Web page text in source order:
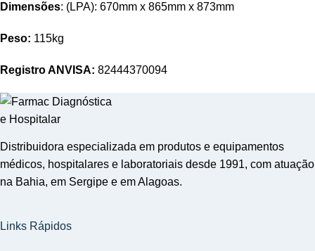
Dimensões: (LPA): 670mm x 865mm x 873mm
Peso: 115kg
Registro ANVISA: 82444370094
Distribuidora especializada em produtos e equipamentos
médicos, hospitalares e laboratoriais desde 1991, com atuação
na Bahia, em Sergipe e em Alagoas.
Links Rápidos